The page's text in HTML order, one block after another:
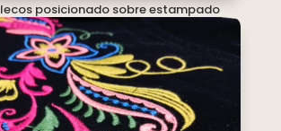
posicionado sobre estampado